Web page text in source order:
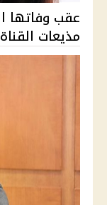
عقب وفاتها
مذيعات